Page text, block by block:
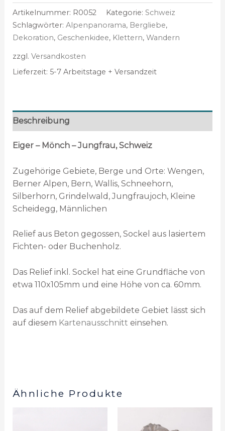
Artikelnummer: R0052 Kategorie: Schweiz
Schlagwörter: Alpenpanorama, Bergliebe,
Dekoration, Geschenkidee, Klettern, Wandern
zzgl. Versandkosten
Lieferzeit: 5-7 Arbeitstage + Versandzeit
Beschreibung
Eiger – Mönch – Jungfrau, Schweiz
Zugehörige Gebiete, Berge und Orte: Wengen,
Berner Alpen, Bern, Wallis, Schneehorn,
Silberhorn, Grindelwald, Jungfraujoch, Kleine
Scheidegg, Männlichen
Relief aus Beton gegossen, Sockel aus lasiertem
Fichten- oder Buchenholz.
Das Relief inkl. Sockel hat eine Grundfläche von
etwa 110x105mm und eine Höhe von ca. 60mm.
Das auf dem Relief abgebildete Gebiet lässt sich
auf diesem Kartenausschnitt einsehen.
Ähnliche Produkte